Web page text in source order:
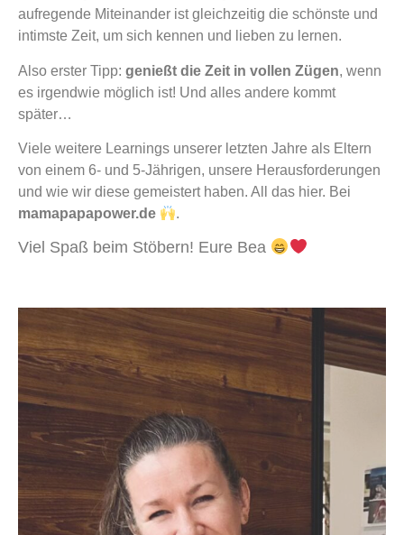
aufregende Miteinander ist gleichzeitig die schönste und
intimste Zeit, um sich kennen und lieben zu lernen.
Also erster Tipp: genießt die Zeit in vollen Zügen, wenn
es irgendwie möglich ist! Und alles andere kommt
später…
Viele weitere Learnings unserer letzten Jahre als Eltern
von einem 6- und 5-Jährigen, unsere Herausforderungen
und wie wir diese gemeistert haben. All das hier. Bei
mamapapapower.de
.
Viel Spaß beim Stöbern! Eure Bea